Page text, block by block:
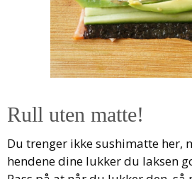
Rull uten matte!
Du trenger ikke sushimatte her,
hendene dine lukker du laksen